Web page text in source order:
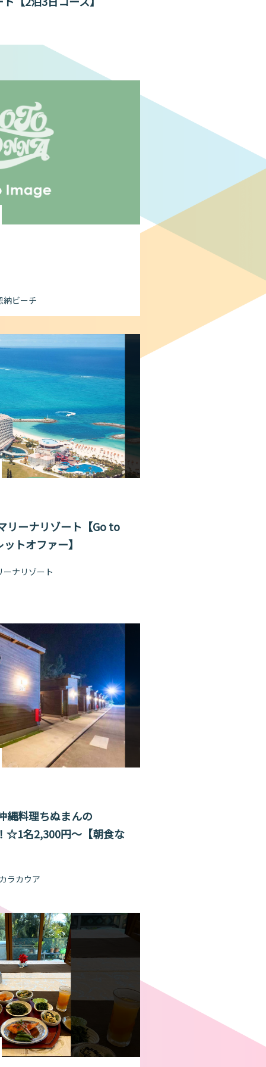
納ビーチ
リーナリゾート【Go to
トオファー】
ナリゾート
縄料理ちぬまんの
☆1名2,300円～【朝食な
ラカウア